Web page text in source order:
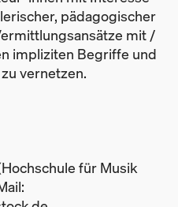
pädagogischer
mit /
impliziten Begriffe und
vernetzen.
für Musik